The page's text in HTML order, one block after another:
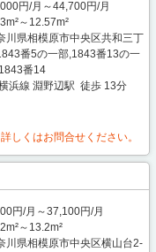
円/月～44,700円/月
～12.57m²
川県相模原市中央区共和三丁
番5の一部,1843番13の一
番14
浜線 淵野辺駅 徒歩 13分
しくはお問合せください。
円/月～37,100円/月
～13.2m²
川県相模原市中央区横山台2-